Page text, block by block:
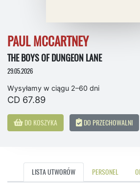
PAUL MCCARTNEY
THE BOYS OF DUNGEON LANE
29.05.2026
Wysyłamy w ciągu 2–60 dni
CD 67.89
DO KOSZYKA DO PRZECHOWALNI
LISTA UTWORÓW PERSONEL